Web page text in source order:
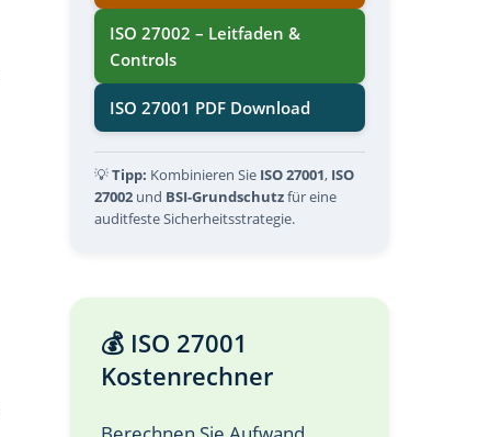
ISO 27002 – Leitfaden &
Controls
ISO 27001 PDF Download
💡Tipp: Kombinieren Sie ISO 27001, ISO
27002 und BSI-Grundschutzfür eine
auditfeste Sicherheitsstrategie.
💰 ISO 27001
Kostenrechner